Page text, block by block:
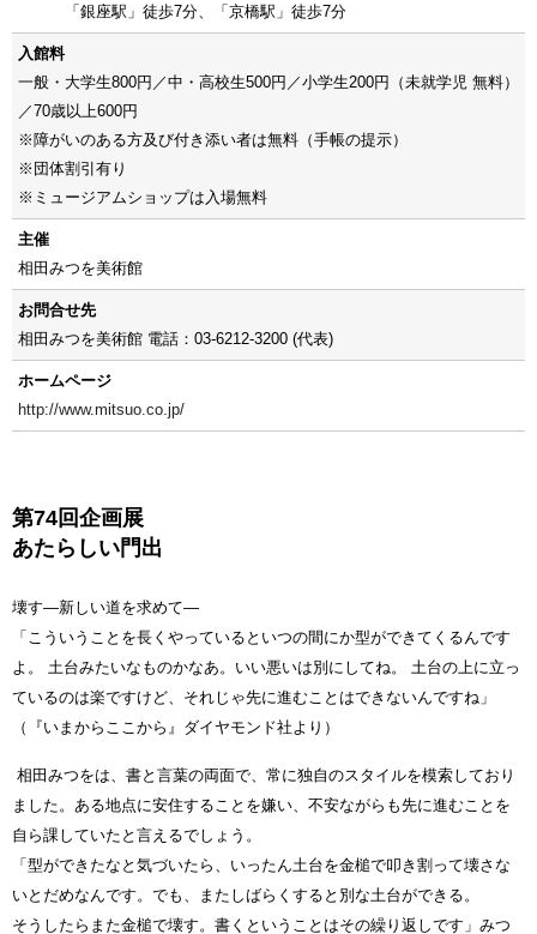
「銀座駅」徒歩7分、「京橋駅」徒歩7分
入館料
一般・大学生800円／中・高校生500円／小学生200円（未就学児 無料）
／70歳以上600円
※障がいのある方及び付き添い者は無料（手帳の提示）
※団体割引有り
※ミュージアムショップは入場無料
主催
相田みつを美術館
お問合せ先
相田みつを美術館 電話：03-6212-3200 (代表)
ホームページ
http://www.mitsuo.co.jp/
第74回企画展
あたらしい門出
壊す―新しい道を求めて―
「こういうことを長くやっているといつの間にか型ができてくるんです
よ。 土台みたいなものかなあ。いい悪いは別にしてね。 土台の上に立っ
ているのは楽ですけど、それじゃ先に進むことはできないんですね」
（『いまからここから』ダイヤモンド社より）
相田みつをは、書と言葉の両面で、常に独自のスタイルを模索しており
ました。ある地点に安住することを嫌い、不安ながらも先に進むことを
自ら課していたと言えるでしょう。
「型ができたなと気づいたら、いったん土台を金槌で叩き割って壊さな
いとだめなんです。でも、またしばらくすると別な土台ができる。
そうしたらまた金槌で壊す。書くということはその繰り返しです」みつ